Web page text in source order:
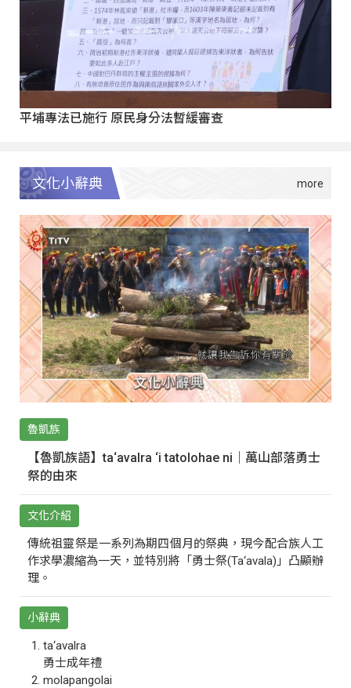
平埔專法已施行 原民身分法暫緩審查
文化小辭典
魯凱族
【魯凱族語】ta‘avalra ‘i tatolohae ni｜萬山部落勇士
祭的由來
文化介紹
傳統祖靈祭是一系列為期四個月的祭典，現今配合族人工
作求學濃縮為一天，並特別將「勇士祭(Ta‘avala)」凸顯辦
理。
小辭典
ta‘avalra
勇士成年禮
molapangolai